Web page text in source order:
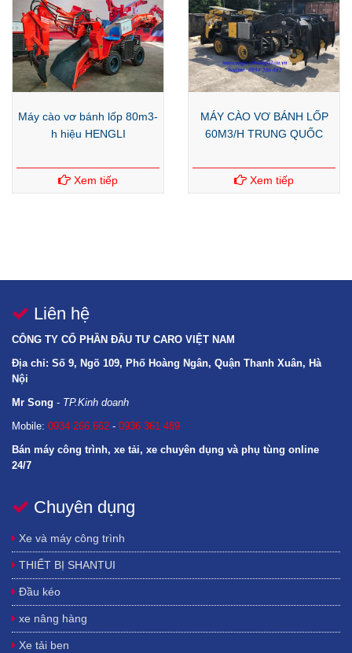
Máy cào vơ bánh lốp 80m3-
h hiệu HENGLI
Xem tiếp
MÁY CÀO VƠ BÁNH LỐP
60M3/H TRUNG QUỐC
Xem tiếp
Liên hệ
CÔNG TY CỔ PHẦN ĐẦU TƯ CARO VIỆT NAM
Địa chỉ: Số 9, Ngõ 109, Phố Hoàng Ngân, Quận Thanh Xuân, Hà
Nội
Mr Song - TP.Kinh doanh
Mobile: 0934 266 662 - 0936 361 489
Bán máy công trình, xe tải, xe chuyên dụng và phụ tùng online
24/7
GIAO HÀNG TOÀN QUỐC GỒM CÁC TỈNH: LÀO CAI, YÊN BÁI, ĐIỆN BIÊN, HOÀ
QUANG, THÁI NGUYÊN, PHÚ THỌ, BẮC GIANG, QUẢNG NINH, BẮC NINH, HÀ
NAM, HÀ NỘI, HẢI DƯƠNG, HẢI PHÒNG, HƯNG YÊN, NAM ĐỊNH, NINH
BÌNH, THÁI BÌNH, VĨNH PHÚC,THANH HOÁ, NGHỆ AN, HÀ TĨNH, QUẢNG
BÌNH, QUẢNG TRỊ VÀ THỪA THIÊN-HUẾ, ĐÀ NẴNG, QUẢNG NAM, QUẢNG
NGÃI, BÌNH ĐỊNH, PHÚ YÊN, KHÁNH HOÀ, NINH THUẬN, BÌNH THUẬN,
PHƯỚC, BÌNH DƯƠNG, ĐỒNG NAI, TÂY NINH, BÀ RỊA-VŨNG TÀU, THÀNH PHỐ
HỒ CHÍ MINH , LONG AN, ĐỒNG THÁP, TIỀN GIANG, AN GIANG, BẾN TRE, VĨNH
Chuyên dụng
Xe và máy công trình
THIẾT BỊ SHANTUI
Đầu kéo
xe nâng hàng
Xe tải ben